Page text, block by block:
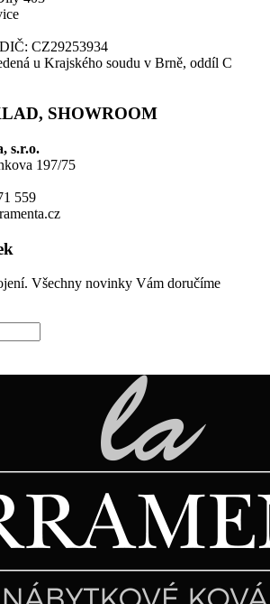
CZ29253934
u Krajského soudu v Brně, oddíl C
SHOWROOM
s.r.o.
197/75
559
Všechny novinky Vám doručíme